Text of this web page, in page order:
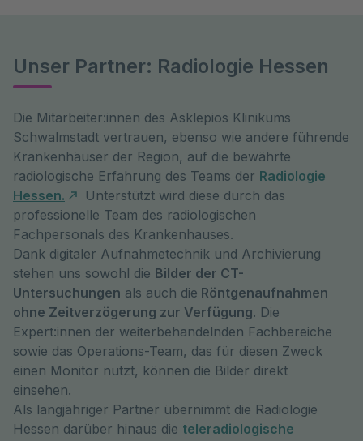
Unser Partner: Radiologie Hessen
Die Mitarbeiter:innen des Asklepios Klinikums
Schwalmstadt vertrauen, ebenso wie andere führende
Krankenhäuser der Region, auf die bewährte
radiologische Erfahrung des Teams der Radiologie
Hessen.
Unterstützt wird diese durch das
professionelle Team des radiologischen
Fachpersonals des Krankenhauses.
Dank digitaler Aufnahmetechnik und Archivierung
stehen uns sowohl die Bilder der CT-
Untersuchungen als auch die Röntgenaufnahmen
ohne Zeitverzögerung zur Verfügung. Die
Expert:innen der weiterbehandelnden Fachbereiche
sowie das Operations-Team, das für diesen Zweck
einen Monitor nutzt, können die Bilder direkt
einsehen.
Als langjähriger Partner übernimmt die Radiologie
Hessen darüber hinaus die teleradiologische